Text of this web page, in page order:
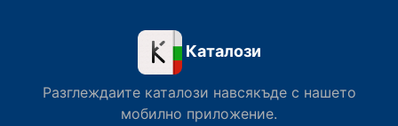
Каталози
Разглеждаите каталози навсякъде с нашето
мобилно приложение.